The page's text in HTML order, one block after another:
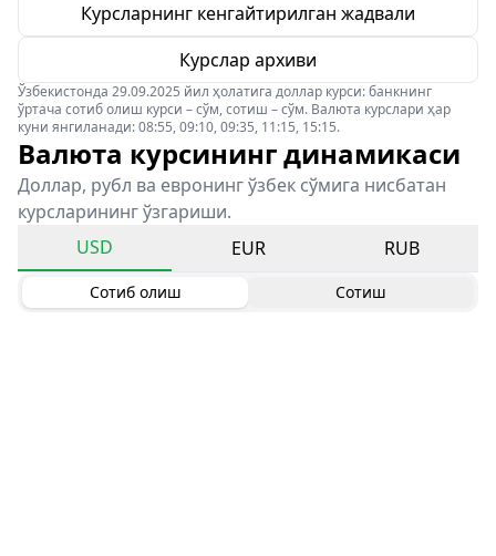
Курсларнинг кенгайтирилган жадвали
Курслар архиви
Ўзбекистонда 29.09.2025 йил ҳолатига доллар курси: банкнинг
ўртача сотиб олиш курси – сўм, сотиш – сўм. Валюта курслари ҳар
куни янгиланади: 08:55, 09:10, 09:35, 11:15, 15:15.
Валюта курсининг динамикаси
Доллар, рубл ва евронинг ўзбек сўмига нисбатан
курсларининг ўзгариши.
USD
EUR RUB
Сотиб олиш Сотиш